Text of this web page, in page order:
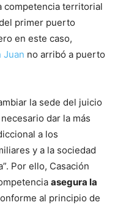
competencia territorial
primer puerto
en este caso,
Juan no arribó a puerto
la sede del juicio
dar la más
a los
y a la sociedad
Por ello, Casación
asegura la
al principio de